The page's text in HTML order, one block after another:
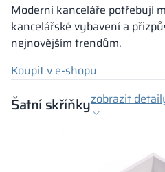
Moderní kanceláře potřebují
kancelářské vybavení a
nejnovějším trendům.
Koupit v e-shopu
Šatní skříňkyzobrazit